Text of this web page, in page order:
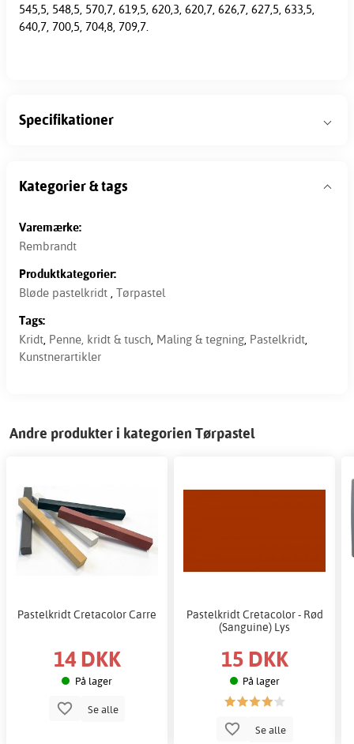
545,5, 548,5, 570,7, 619,5, 620,3, 620,7, 626,7, 627,5, 633,5,
640,7, 700,5, 704,8, 709,7.
Specifikationer
Kategorier & tags
Varemærke:
Rembrandt
Produktkategorier:
Bløde pastelkridt , Tørpastel
Tags:
Kridt, Penne, kridt & tusch, Maling & tegning, Pastelkridt,
Kunstnerartikler
Andre produkter i kategorien Tørpastel
Pastelkridt Cretacolor Carre
14 DKK
På lager
Se alle
Pastelkridt Cretacolor - Rød
(Sanguine) Lys
15 DKK
På lager
Se alle